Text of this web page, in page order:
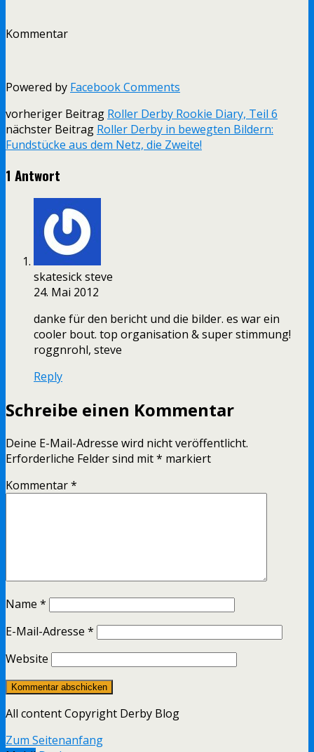
Kommentar
Powered by Facebook Comments
vorheriger Beitrag Roller Derby Rookie Diary, Teil 6
nächster Beitrag Roller Derby in bewegten Bildern:
Fundstücke aus dem Netz, die Zweite!
1 Antwort
skatesick steve
24. Mai 2012
danke für den bericht und die bilder. es war ein
cooler bout. top organisation & super stimmung!
roggnrohl, steve
Reply
Schreibe einen Kommentar
Deine E-Mail-Adresse wird nicht veröffentlicht.
Erforderliche Felder sind mit* markiert
Kommentar*
Name *
E-Mail-Adresse *
Website
All content Copyright Derby Blog
Zum Seitenanfang